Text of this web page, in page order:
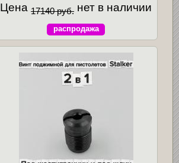
Цена 17140 руб. нет в наличии
распродажа